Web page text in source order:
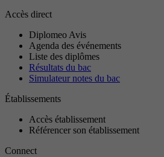
Accès direct
Diplomeo Avis
Agenda des événements
Liste des diplômes
Résultats du bac
Simulateur notes du bac
Établissements
Accès établissement
Référencer son établissement
Connect